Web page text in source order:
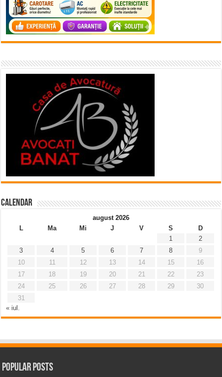
Calendar
august 2026
L
Ma Mi J V S
D
1
2
3
4 5 6 7 8
9
10
11 12 13 14 15
16
17
18 19 20 21 22
23
24
25 26 27 28 29
30
31
« iul.
Popular Posts